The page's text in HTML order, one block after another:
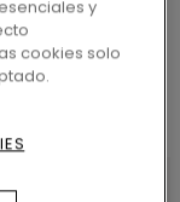
y
cookies solo